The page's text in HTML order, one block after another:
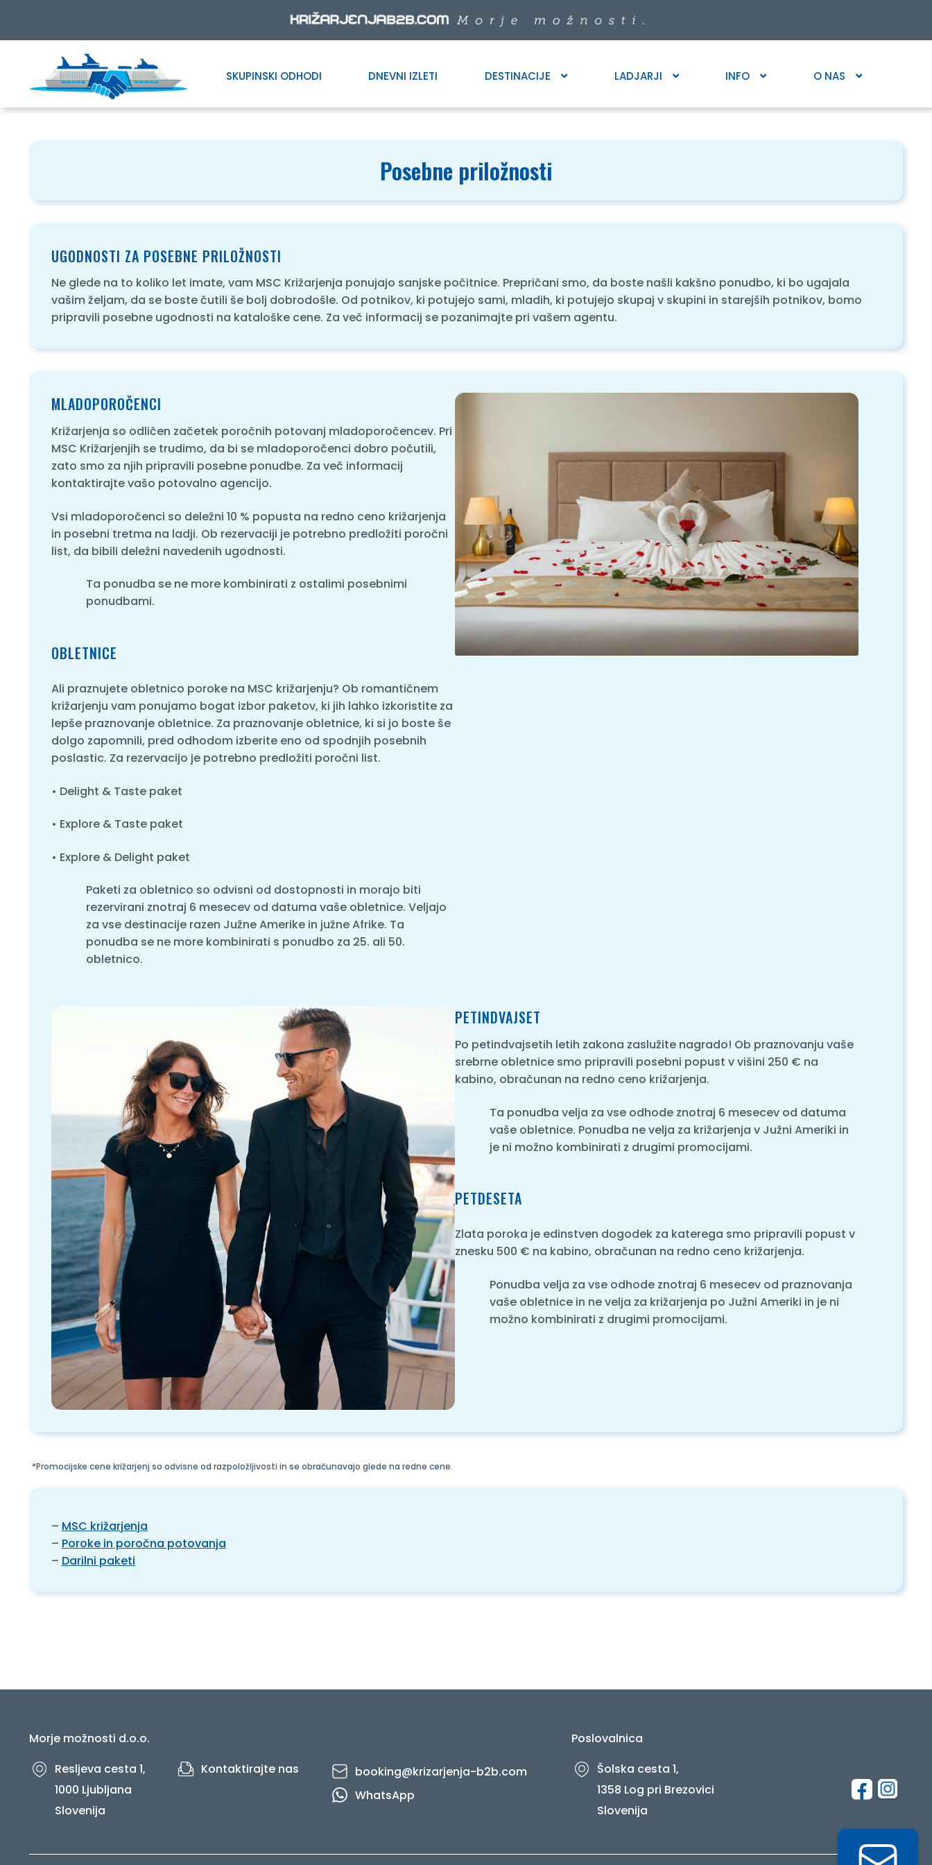
Skip
Skip
SKUPINSKI ODHODI DNEVNI IZLETI DESTINACIJE LADJARJI INFO O NAS
Posebne priložnosti
UGODNOSTI ZA POSEBNE PRILOŽNOSTI
Ne glede na to koliko let imate, vam MSC Križarjenja ponujajo sanjske počitnice. Prepričani smo, da boste našli kakšno ponudbo, ki bo ugajala
vašim željam, da se boste čutili še bolj dobrodošle. Od potnikov, ki potujejo sami, mladih, ki potujejo skupaj v skupini in starejših potnikov, bomo
pripravili posebne ugodnosti na kataloške cene. Za več informacij se pozanimajte pri vašem agentu.
MLADOPOROČENCI
Križarjenja so odličen začetek poročnih potovanj mladoporočencev. Pri
MSC Križarjenjih se trudimo, da bi se mladoporočenci dobro počutili,
zato smo za njih pripravili posebne ponudbe. Za več informacij
kontaktirajte vašo potovalno agencijo.
Vsi mladoporočenci so deležni 10 % popusta na redno ceno križarjenja
in posebni tretma na ladji. Ob rezervaciji je potrebno predložiti poročni
list, da bibili deležni navedenih ugodnosti.
Ta ponudba se ne more kombinirati z ostalimi posebnimi
ponudbami.
OBLETNICE
Ali praznujete obletnico poroke na MSC križarjenju? Ob romantičnem
križarjenju vam ponujamo bogat izbor paketov, ki jih lahko izkoristite za
lepše praznovanje obletnice. Za praznovanje obletnice, ki si jo boste še
dolgo zapomnili, pred odhodom izberite eno od spodnjih posebnih
poslastic. Za rezervacijo je potrebno predložiti poročni list.
• Delight & Taste paket
• Explore & Taste paket
• Explore & Delight paket
Paketi za obletnico so odvisni od dostopnosti in morajo biti
rezervirani znotraj 6 mesecev od datuma vaše obletnice. Veljajo
za vse destinacije razen Južne Amerike in južne Afrike. Ta
ponudba se ne more kombinirati s ponudbo za 25. ali 50.
obletnico.
PETINDVAJSET
Po petindvajsetih letih zakona zaslužite nagrado! Ob praznovanju vaše
srebrne obletnice smo pripravili posebni popust v višini 250 € na
kabino, obračunan na redno ceno križarjenja.
Ta ponudba velja za vse odhode znotraj 6 mesecev od datuma
vaše obletnice. Ponudba ne velja za križarjenja v Južni Ameriki in
je ni možno kombinirati z drugimi promocijami.
PETDESETA
Zlata poroka je edinstven dogodek za katerega smo pripravili popust v
znesku 500 € na kabino, obračunan na redno ceno križarjenja.
Ponudba velja za vse odhode znotraj 6 mesecev od praznovanja
vaše obletnice in ne velja za križarjenja po Južni Ameriki in je ni
možno kombinirati z drugimi promocijami.
*Promocijske cene križarjenj so odvisne od razpoložljivosti in se obračunavajo glede na redne cene.
– MSC križarjenja
– Poroke in poročna potovanja
– Darilni paketi
Morje možnosti d.o.o.
Resljeva cesta 1,
1000 Ljubljana
Slovenija
Kontaktirajte nas
booking@krizarjenja-b2b.com
WhatsApp
Poslovalnica
Šolska cesta 1,
1358 Log pri Brezovici
Slovenija